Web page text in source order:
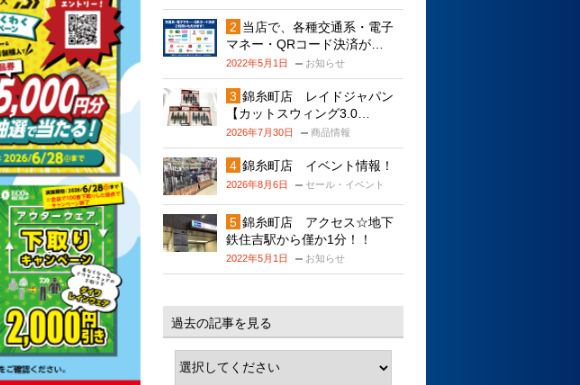
当店で、各種交通系・電子
マネー・QRコード決済が…
2022年5月1日 お知らせ
錦糸町店 レイドジャパン
【カットスウィング3.0…
2026年7月30日 商品情報
錦糸町店 イベント情報！
2026年8月6日 セール・イベント
錦糸町店 アクセス☆地下
鉄住吉駅から僅か1分！！
2022年5月1日 お知らせ
過去の記事を見る